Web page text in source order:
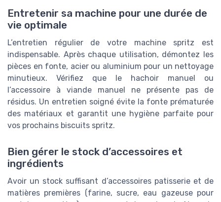
Entretenir sa machine pour une durée de
vie optimale
L’entretien régulier de votre machine spritz est
indispensable. Après chaque utilisation, démontez les
pièces en fonte, acier ou aluminium pour un nettoyage
minutieux. Vérifiez que le hachoir manuel ou
l’accessoire à viande manuel ne présente pas de
résidus. Un entretien soigné évite la fonte prématurée
des matériaux et garantit une hygiène parfaite pour
vos prochains biscuits spritz.
Bien gérer le stock d’accessoires et
ingrédients
Avoir un stock suffisant d’accessoires patisserie et de
matières premières (farine, sucre, eau gazeuse pour